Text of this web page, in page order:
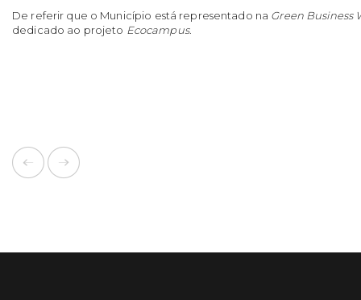
De referir que o Município está representado na Green Business
dedicado ao projeto Ecocampus.